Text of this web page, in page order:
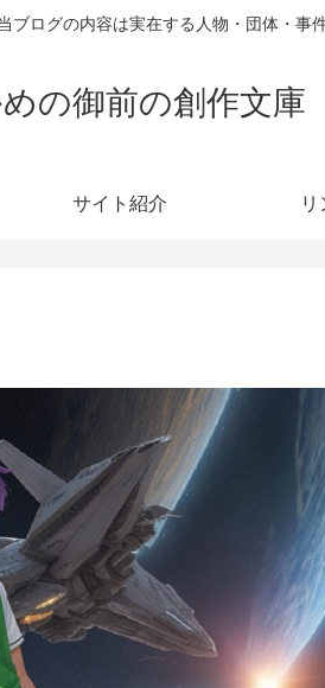
ログの内容は実在する人物・団体・事
の御前の創作文庫
サイト紹介 リ